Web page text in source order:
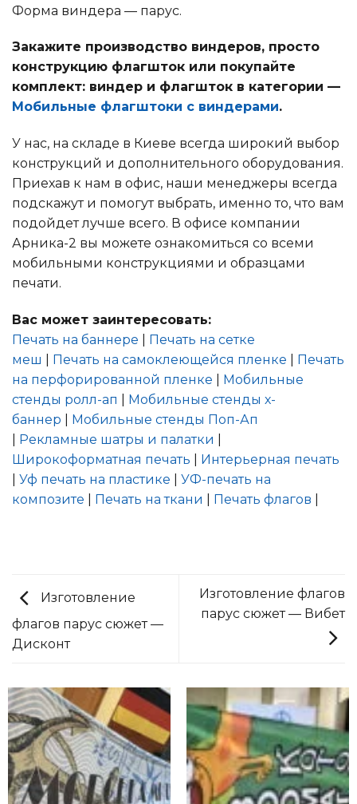
Форма виндера — парус.
Закажите производство виндеров, просто
конструкцию флагшток или покупайте
комплект: виндер и флагшток в категории —
Мобильные флагштоки с виндерами.
У нас, на складе в Киеве всегда широкий выбор
конструкций и дополнительного оборудования.
Приехав к нам в офис, наши менеджеры всегда
подскажут и помогут выбрать, именно то, что вам
подойдет лучше всего. В офисе компании
Арника-2 вы можете ознакомиться со всеми
мобильными конструкциями и образцами
печати.
Вас может заинтересовать:
Печать на баннере
Печать на сетке
меш
Печать на самоклеющейся пленке
Печать
на перфорированной пленке
Мобильные
стенды ролл-ап
Мобильные стенды х-
баннер
Мобильные стенды Поп-Ап
Рекламные шатры и палатки
Широкоформатная печать
Интерьерная печать
Уф печать на пластике
УФ-печать на
композите
Печать на ткани Печать флагов
Изготовление
флагов парус сюжет —
Дисконт
Изготовление флагов
парус сюжет — Вибет